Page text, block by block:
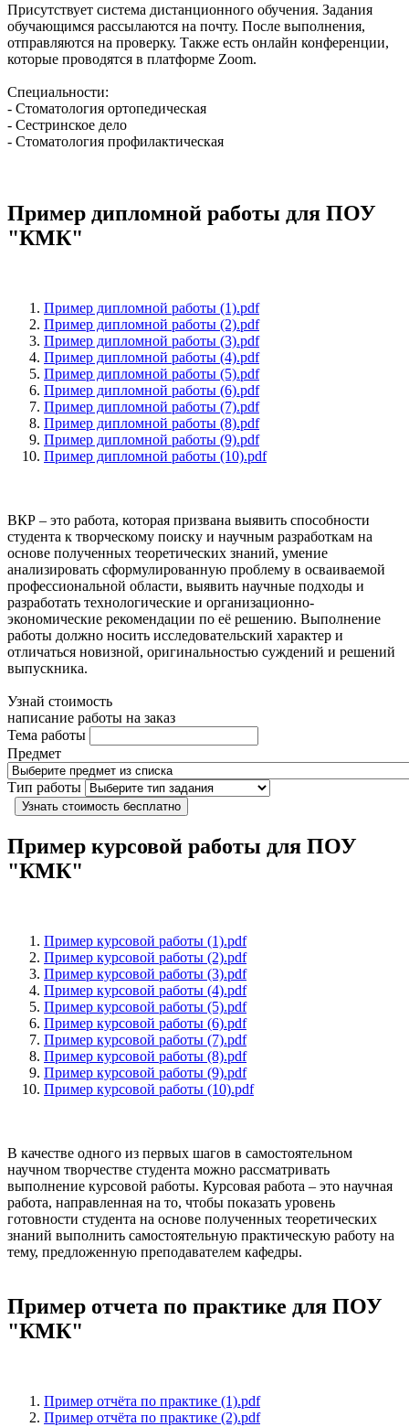
Присутствует система дистанционного обучения. Задания
обучающимся рассылаются на почту. После выполнения,
отправляются на проверку. Также есть онлайн конференции,
которые проводятся в платформе Zoom.
Специальности:
- Стоматология ортопедическая
- Сестринское дело
- Стоматология профилактическая
Пример дипломной работы для ПОУ
"КМК"
Пример дипломной работы (1).pdf
Пример дипломной работы (2).pdf
Пример дипломной работы (3).pdf
Пример дипломной работы (4).pdf
Пример дипломной работы (5).pdf
Пример дипломной работы (6).pdf
Пример дипломной работы (7).pdf
Пример дипломной работы (8).pdf
Пример дипломной работы (9).pdf
Пример дипломной работы (10).pdf
ВКР – это работа, которая призвана выявить способности
студента к творческому поиску и научным разработкам на
основе полученных теоретических знаний, умение
анализировать сформулированную проблему в осваиваемой
профессиональной области, выявить научные подходы и
разработать технологические и организационно-
экономические рекомендации по её решению. Выполнение
работы должно носить исследовательский характер и
отличаться новизной, оригинальностью суждений и решений
выпускника.
Узнай стоимость
написание работы на заказ
Тема работы
Предмет
Тип работы
Узнать стоимость бесплатно
Пример курсовой работы для ПОУ
"КМК"
Пример курсовой работы (1).pdf
Пример курсовой работы (2).pdf
Пример курсовой работы (3).pdf
Пример курсовой работы (4).pdf
Пример курсовой работы (5).pdf
Пример курсовой работы (6).pdf
Пример курсовой работы (7).pdf
Пример курсовой работы (8).pdf
Пример курсовой работы (9).pdf
Пример курсовой работы (10).pdf
В качестве одного из первых шагов в самостоятельном
научном творчестве студента можно рассматривать
выполнение курсовой работы. Курсовая работа – это научная
работа, направленная на то, чтобы показать уровень
готовности студента на основе полученных теоретических
знаний выполнить самостоятельную практическую работу на
тему, предложенную преподавателем кафедры.
Пример отчета по практике для ПОУ
"КМК"
Пример отчёта по практике (1).pdf
Пример отчёта по практике (2).pdf